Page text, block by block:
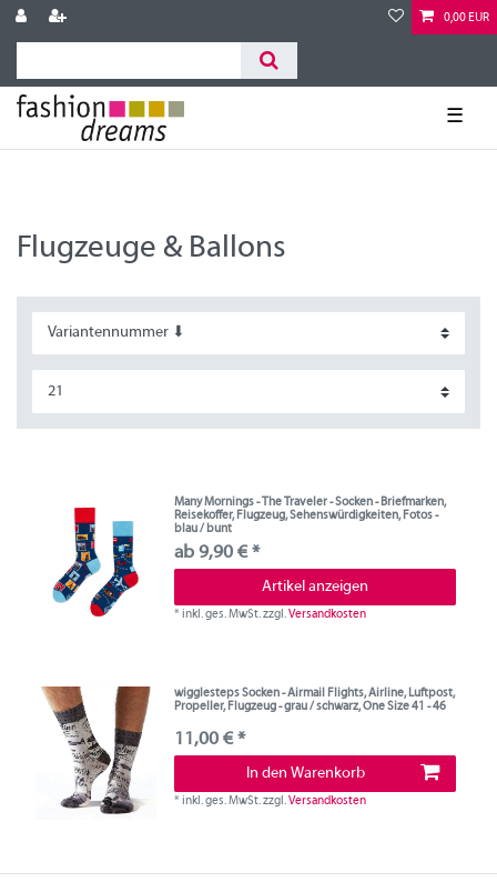
0,00 EUR
☰
Flugzeuge & Ballons
Many Mornings - The Traveler - Socken - Briefmarken,
Reisekoffer, Flugzeug, Sehenswürdigkeiten, Fotos -
blau / bunt
ab 9,90 € *
Artikel anzeigen
*inkl. ges. MwSt.zzgl.Versandkosten
wigglesteps Socken - Airmail Flights, Airline, Luftpost,
Propeller, Flugzeug - grau / schwarz, One Size 41 - 46
11,00 € *
In den Warenkorb
*inkl. ges. MwSt.zzgl.Versandkosten